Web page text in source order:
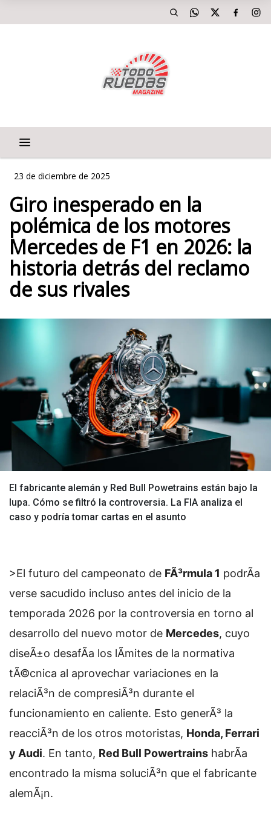
23 de diciembre de 2025
Giro inesperado en la
polémica de los motores
Mercedes de F1 en 2026: la
historia detrás del reclamo
de sus rivales
El fabricante alemán y Red Bull Powetrains están bajo la
lupa. Cómo se filtró la controversia. La FIA analiza el
caso y podría tomar cartas en el asunto
>El futuro del campeonato de FÃ³rmula 1 podrÃ­a
verse sacudido incluso antes del inicio de la
temporada 2026 por la controversia en torno al
desarrollo del nuevo motor de Mercedes, cuyo
diseÃ±o desafÃ­a los lÃ­mites de la normativa
tÃ©cnica al aprovechar variaciones en la
relaciÃ³n de compresiÃ³n durante el
funcionamiento en caliente. Esto generÃ³ la
reacciÃ³n de los otros motoristas, Honda, Ferrari
y Audi. En tanto, Red Bull Powertrains habrÃ­a
encontrado la misma soluciÃ³n que el fabricante
alemÃ¡n.